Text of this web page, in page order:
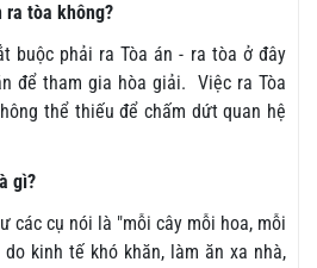
ra tòa không?
buộc phải ra Tòa án - ra tòa ở đây
để tham gia hòa giải. Việc ra Tòa
thể thiếu để chấm dứt quan hệ
gì?
các cụ nói là "mỗi cây mỗi hoa, mỗi
kinh tế khó khăn, làm ăn xa nhà,